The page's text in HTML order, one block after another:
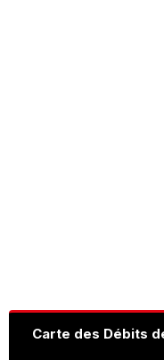
Carte des Débits